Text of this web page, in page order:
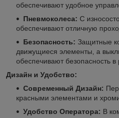
обеспечивают удобное
Пневмоколеса: С
обеспечивают отличную
Безопасность: Защитные
движущиеся элементы, а
обеспечивают безопасность в
Дизайн и Удобство:
Современный Дизайн:
красными элементами и
Удобство Оператора: В